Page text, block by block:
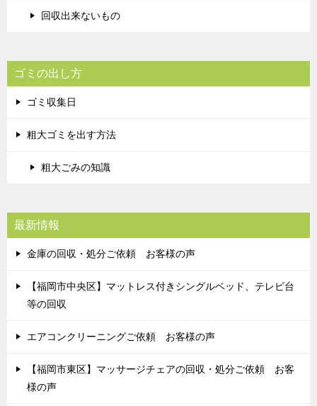
回収出来ないもの
ゴミの出し方
ゴミ収集日
粗大ゴミを出す方法
粗大ごみの知識
最新情報
金庫の回収・処分ご依頼 お客様の声
【福岡市中央区】マットレス付きシングルベッド、テレビ台
等の回収
エアコンクリーニングご依頼 お客様の声
【福岡市東区】マッサージチェアの回収・処分ご依頼 お客
様の声